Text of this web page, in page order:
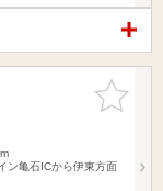
お気に入
りに追加
ン亀石ICから伊東方面